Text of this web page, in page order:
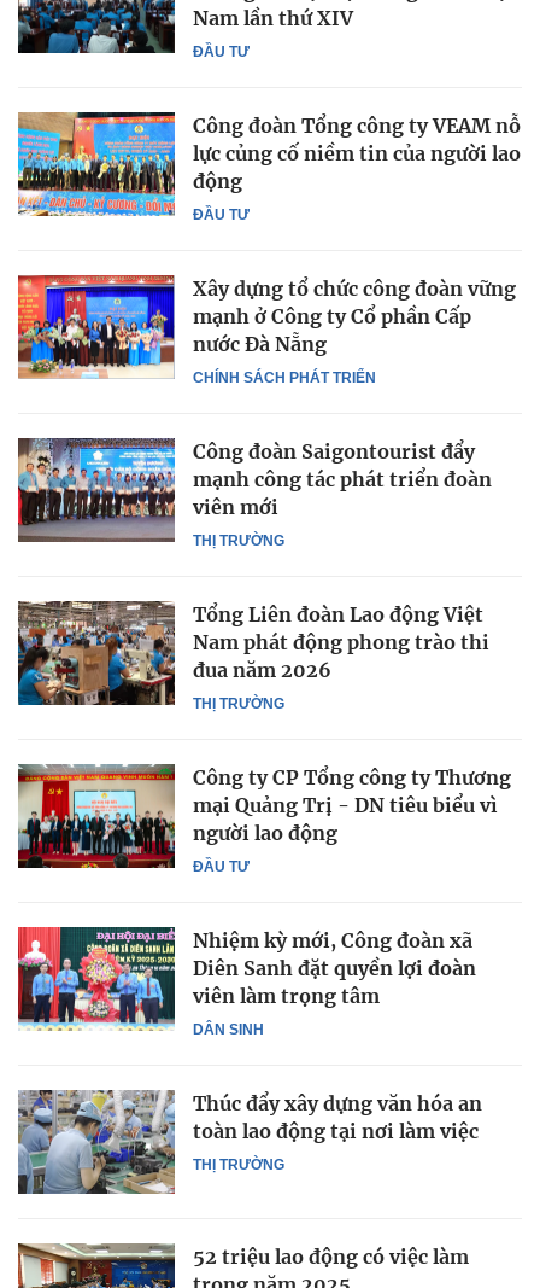
ĐẦU TƯ
Nam lần thứ XIV
ĐẦU TƯ
Công đoàn Tổng công ty VEAM nỗ
lực củng cố niềm tin của người lao
động
CHÍNH SÁCH PHÁT TRIỂN
Xây dựng tổ chức công đoàn vững
mạnh ở Công ty Cổ phần Cấp
nước Đà Nẵng
THỊ TRƯỜNG
Công đoàn Saigontourist đẩy
mạnh công tác phát triển đoàn
viên mới
THỊ TRƯỜNG
Tổng Liên đoàn Lao động Việt
Nam phát động phong trào thi
đua năm 2026
ĐẦU TƯ
Công ty CP Tổng công ty Thương
mại Quảng Trị - DN tiêu biểu vì
người lao động
DÂN SINH
Nhiệm kỳ mới, Công đoàn xã
Diên Sanh đặt quyền lợi đoàn
viên làm trọng tâm
THỊ TRƯỜNG
Thúc đẩy xây dựng văn hóa an
toàn lao động tại nơi làm việc
52 triệu lao động có việc làm